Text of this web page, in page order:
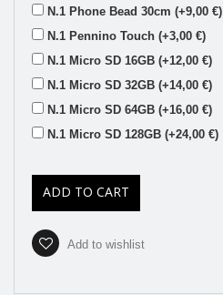
N.1 Phone Bead 30cm (+9,00 €)
N.1 Pennino Touch (+3,00 €)
N.1 Micro SD 16GB (+12,00 €)
N.1 Micro SD 32GB (+14,00 €)
N.1 Micro SD 64GB (+16,00 €)
N.1 Micro SD 128GB (+24,00 €)
ADD TO CART
Add to wishlist